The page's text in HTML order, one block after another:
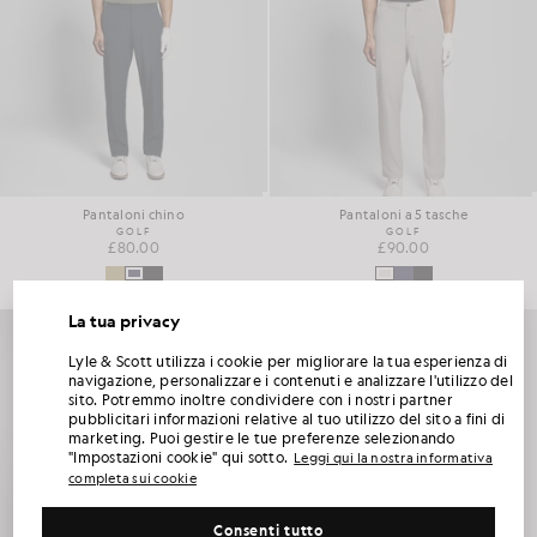
Pantaloni chino
GOLF
£80.00
Pantaloni a 5 tasche
GOLF
£90.00
La tua privacy
Lyle & Scott utilizza i cookie per migliorare la tua esperienza di
navigazione, personalizzare i contenuti e analizzare l'utilizzo del
sito. Potremmo inoltre condividere con i nostri partner
pubblicitari informazioni relative al tuo utilizzo del sito a fini di
marketing. Puoi gestire le tue preferenze selezionando
"Impostazioni cookie" qui sotto. Leggi qui la nostra informativa
completa sui cookie
Consenti tutto
SBLOCCA IL 15% DI SCONTO SUL TUO
PRIMO ORDINE
Iscriviti al Club Lyle & Scott e sarai il primo a scoprire le novità della nuova stagione, le
collaborazioni e i saldi stagionali riservati ai soci, oltre a ricevere un esclusivo codice di
benvenuto con uno sconto del 15%.
Altre preferenze di comunicazione?